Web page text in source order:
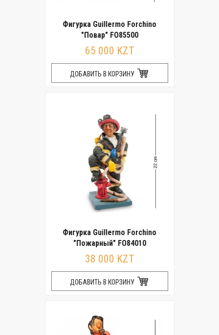
Фигурка Guillermo Forchino
"Повар" FO85500
65 000 KZT
ДОБАВИТЬ В КОРЗИНУ
Фигурка Guillermo Forchino
"Пожарный" FO84010
38 000 KZT
ДОБАВИТЬ В КОРЗИНУ